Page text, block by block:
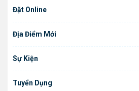
Đặt Online
Địa Điểm Mới
Sự Kiện
Tuyển Dụng